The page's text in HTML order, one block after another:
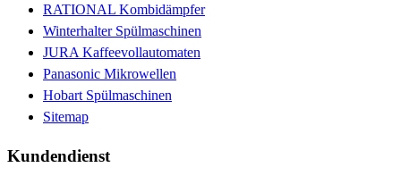
RATIONAL Kombidämpfer
Winterhalter Spülmaschinen
JURA Kaffeevollautomaten
Panasonic Mikrowellen
Hobart Spülmaschinen
Sitemap
Kundendienst